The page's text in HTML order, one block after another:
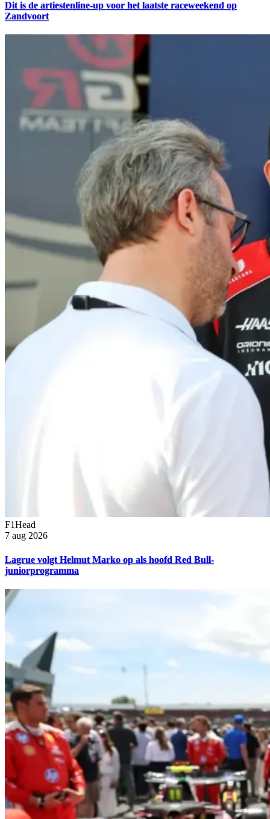
Dit is de artiestenline-up voor het laatste raceweekend op
Zandvoort
F1Head
7 aug 2026
Lagrue volgt Helmut Marko op als hoofd Red Bull-
juniorprogramma